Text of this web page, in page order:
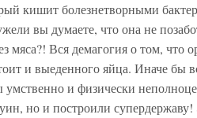
кишит болезнетворными
вы думаете, что она не
мяса?! Вся демагогия о том, что
и выеденного яйца. Иначе бы
умственно и физически
но и построили